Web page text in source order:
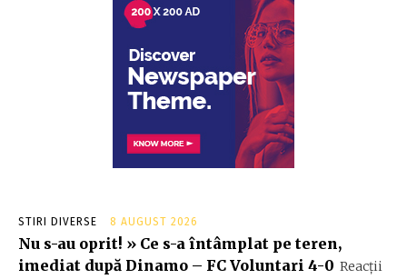
STIRI DIVERSE 8 AUGUST 2026
Nu s-au oprit! » Ce s-a întâmplat pe teren,
imediat după Dinamo – FC Voluntari 4-0 Reacții